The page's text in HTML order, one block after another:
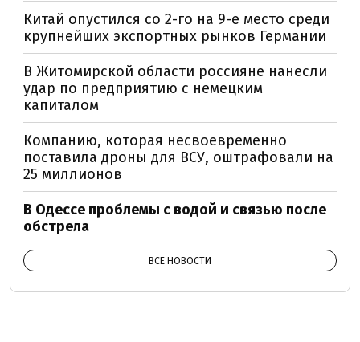
Китай опустился со 2-го на 9-е место среди
крупнейших экспортных рынков Германии
В Житомирской области россияне нанесли
удар по предприятию с немецким
капиталом
Компанию, которая несвоевременно
поставила дроны для ВСУ, оштрафовали на
25 миллионов
В Одессе проблемы с водой и связью после
обстрела
ВСЕ НОВОСТИ